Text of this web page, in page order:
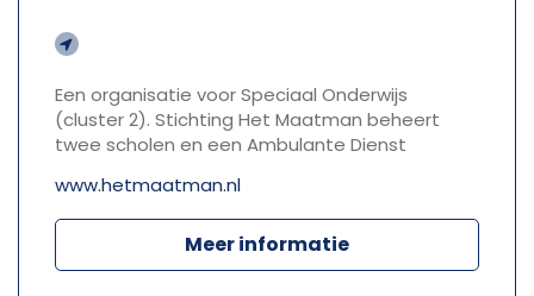
Een organisatie voor Speciaal Onderwijs
(cluster 2). Stichting Het Maatman beheert
twee scholen en een Ambulante Dienst
www.hetmaatman.nl
Meer informatie